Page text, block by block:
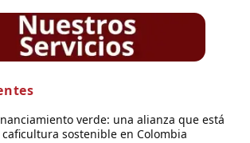
verde: una alianza que está
sostenible en Colombia